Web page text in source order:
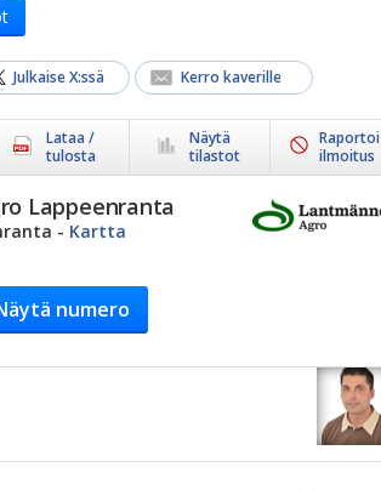
Julkaise X:ssä Kerro kaverille
Lataa /
tulosta
Näytä
tilastot
Raportoi
ilmoitus
Lappeenranta
- Kartta
numero